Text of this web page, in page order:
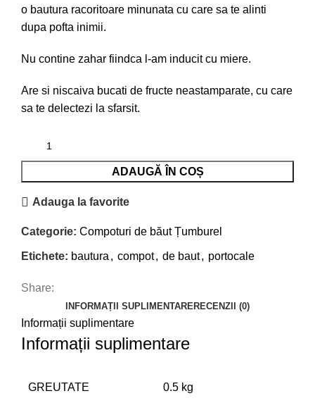
o bautura racoritoare minunata cu care sa te alinti
dupa pofta inimii.
Nu contine zahar fiindca l-am inducit cu miere.
Are si niscaiva bucati de fructe neastamparate, cu care
sa te delectezi la sfarsit.
ADAUGĂ ÎN COȘ
Adauga la favorite
Categorie: Compoturi de băut Țumburel
Etichete: bautura , compot, de baut, portocale
Share:
INFORMAȚII SUPLIMENTARE RECENZII (0)
Informații suplimentare
Informații suplimentare
GREUTATE 0.5 kg